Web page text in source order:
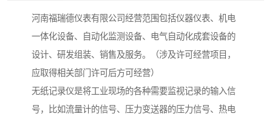
河南福瑞德仪表有限公司经营范围包括仪器仪表、机电
一体化设备、自动化监测设备、电气自动化成套设备的
设计、研发组装、销售及服务。（涉及许可经营项目，
应取得相关部门许可后方可经营）
无纸记录仪是将工业现场的各种需要监视记录的输入信
号，比如流量计的信号、压力变送器的压力信号、热电